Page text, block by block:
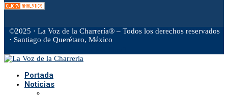
©2025 · La Voz de la Charrería® – Todos los derechos reservados
· Santiago de Querétaro, México
Portada
Noticias